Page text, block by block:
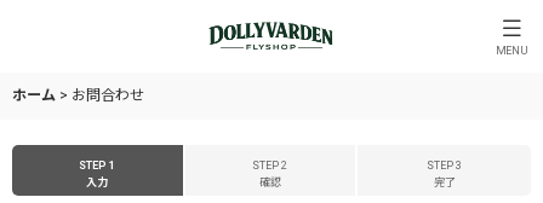
MENU
ホーム > お問合わせ
STEP 1
入力
STEP 2
確認
STEP 3
完了